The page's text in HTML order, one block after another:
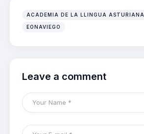
ACADEMIA DE LA LLINGUA ASTURIANA
EONAVIEGO
Leave a comment